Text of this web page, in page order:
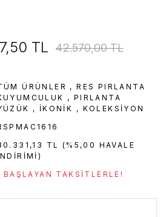
TL 42.570,00 TL
ÜRÜNLER ,RES PIRLANTA
, PIRLANTA
, İKONIK , KOLEKSİYON
TL (%5,00 HAVALE
TAKSITLERLE!